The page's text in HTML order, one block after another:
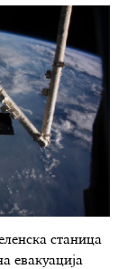
станица
евакуација